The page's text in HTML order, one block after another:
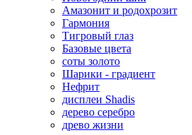
Амазонит и родохрозит
Гармония
Тигровый глаз
Базовые цвета
соты золото
Шарики - градиент
Нефрит
дисплеи Shadis
дерево серебро
древо жизни